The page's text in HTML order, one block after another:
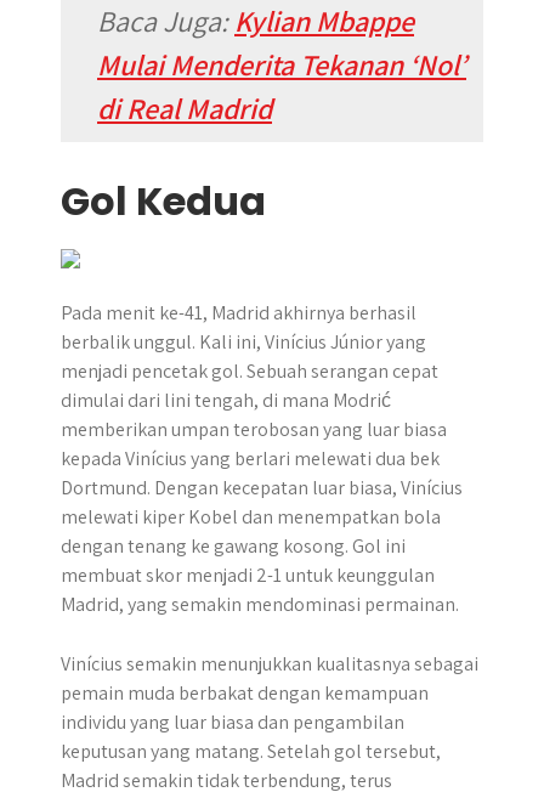
Baca Juga:Kylian Mbappe
Mulai Menderita Tekanan ‘Nol’
di Real Madrid
Gol Kedua
Pada menit ke-41, Madrid akhirnya berhasil
berbalik unggul. Kali ini, Vinícius Júnior yang
menjadi pencetak gol. Sebuah serangan cepat
dimulai dari lini tengah, di mana Modrić
memberikan umpan terobosan yang luar biasa
kepada Vinícius yang berlari melewati dua bek
Dortmund. Dengan kecepatan luar biasa, Vinícius
melewati kiper Kobel dan menempatkan bola
dengan tenang ke gawang kosong. Gol ini
membuat skor menjadi 2-1 untuk keunggulan
Madrid, yang semakin mendominasi permainan.
Vinícius semakin menunjukkan kualitasnya sebagai
pemain muda berbakat dengan kemampuan
individu yang luar biasa dan pengambilan
keputusan yang matang. Setelah gol tersebut,
Madrid semakin tidak terbendung, terus